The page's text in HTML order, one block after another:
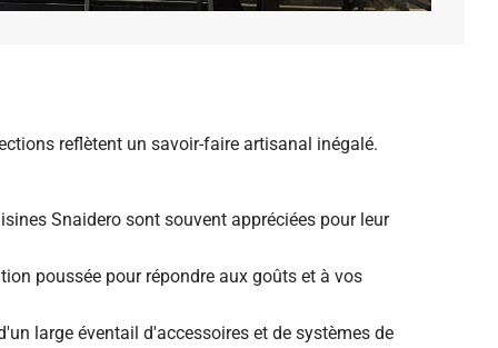
reflètent un savoir-faire artisanal inégalé.
Snaidero sont souvent appréciées pour leur
poussée pour répondre aux goûts et à vos
large éventail d'accessoires et de systèmes de